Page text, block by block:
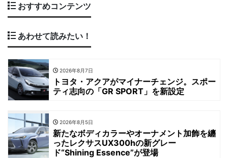
おすすめコンテンツ
あわせて読みたい！
2026年8月7日
トヨタ・アクアがマイナーチェンジ。スポー
ティ志向の「GR SPORT」を新設定
2026年8月5日
新たなボディカラーやオーナメント加飾を纏
ったレクサスUX300hの新グレー
ド“Shining Essence”が登場